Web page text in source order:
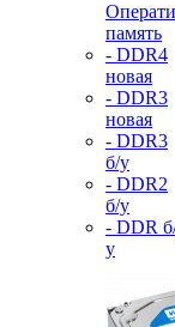
память
- DDR4
новая
- DDR3
новая
- DDR3
б/у
- DDR2
б/у
- DDR
у